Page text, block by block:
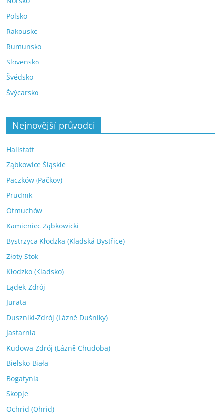
Polsko
Rakousko
Rumunsko
Slovensko
Švédsko
Švýcarsko
Nejnovější průvodci
Hallstatt
Ząbkowice Śląskie
Paczków (Pačkov)
Prudník
Otmuchów
Kamieniec Ząbkowicki
Bystrzyca Kłodzka (Kladská Bystřice)
Złoty Stok
Kłodzko (Kladsko)
Lądek-Zdrój
Jurata
Duszniki-Zdrój (Lázně Dušníky)
Jastarnia
Kudowa-Zdrój (Lázně Chudoba)
Bielsko-Biała
Bogatynia
Skopje
Ochrid (Ohrid)